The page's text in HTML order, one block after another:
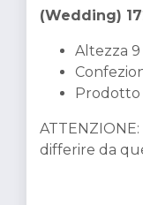
(Wedding)
Altezza 9
Prodotto
differire da